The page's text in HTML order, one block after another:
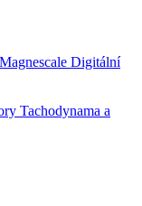
Digitální
Tachodynama a